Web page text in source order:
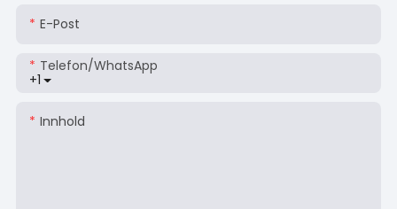
E-Post
+1
Telefon/whatsApp
Innhold